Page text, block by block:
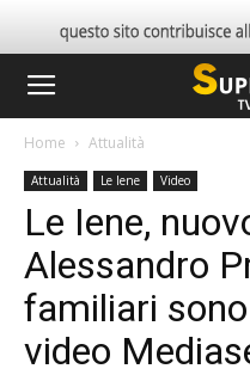
Home Attualità
Attualità Le Iene Video
Le Iene,
Alessandro
familiari
video